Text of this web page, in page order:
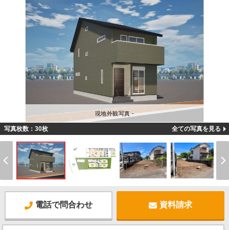
現地外観写真 -
写真枚数：30枚 全ての写真を見る
電話で問合わせ 資料請求